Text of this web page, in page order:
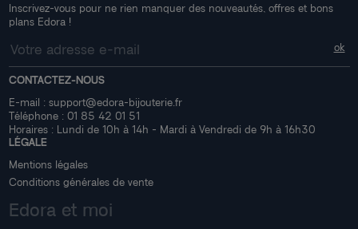
Inscrivez-vous pour ne rien manquer des nouveautés, offres et bons
plans Edora !
CONTACTEZ-NOUS
E-mail : support@edora-bijouterie.fr
Téléphone : 01 85 42 01 51
Horaires : Lundi de 10h à 14h - Mardi à Vendredi de 9h à 16h30
LÉGALE
Mentions légales
Conditions générales de vente
Edora et moi